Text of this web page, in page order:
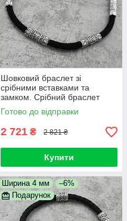
Шовковий браслет зі
срібними вставками та
замком. Срібний браслет
чоловічий з шовком "ИС ХС".
3 мм / 21 см
Готово до відправки
2 721 ₴ 2 821 ₴
Купити
Ширина 4 мм
–6%
Подарунок